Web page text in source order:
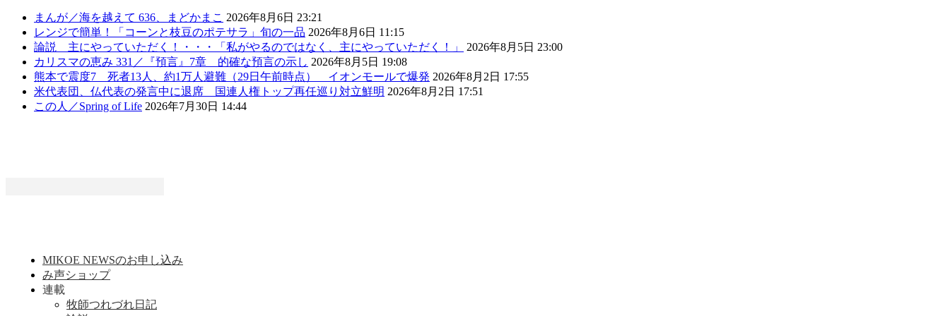
まんが／海を越えて 636、まどかまこ 2026年8月6日 23:21
レンジで簡単！「コーンと枝豆のポテサラ」旬の一品 2026年8月6日 11:15
論説 主にやっていただく！・・・「私がやるのではなく、主にやっていただく！」
2026年8月5日 23:00
カリスマの恵み 331／『預言』7章 的確な預言の示し 2026年8月5日 19:08
熊本で震度7 死者13人、約1万人避難（29日午前時点） イオンモールで爆発 2026年8月2日 17:55
米代表団、仏代表の発言中に退席 国連人権トップ再任巡り対立鮮明 2026年8月2日 17:51
この人／Spring of Life 2026年7月30日 14:44
MIKOE NEWSのお申し込み
み声ショップ
連載
牧師つれづれ日記